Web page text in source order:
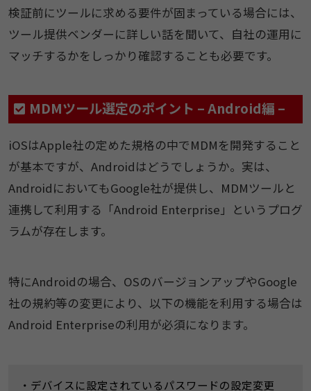
検証前にツールに求める要件が固まっている場合には、
ツール提供ベンダーに詳しい話を聞いて、自社の運用に
マッチするかをしっかり確認することも必要です。
MDMツール選定のポイント – Android編 –
iOSはApple社の定めた規格の中でMDMを開発すること
が基本ですが、Androidはどうでしょうか。実は、
AndroidにおいてもGoogle社が提供し、MDMツールと
連携して利用する「Android Enterprise」というプログ
ラムが存在します。
特にAndroidの場合、OSのバージョンアップやGoogle
社の規約等の変更により、以下の機能を利用する場合は
Android Enterpriseの利用が必須になります。
・デバイスに設定されているパスワードの設定変更